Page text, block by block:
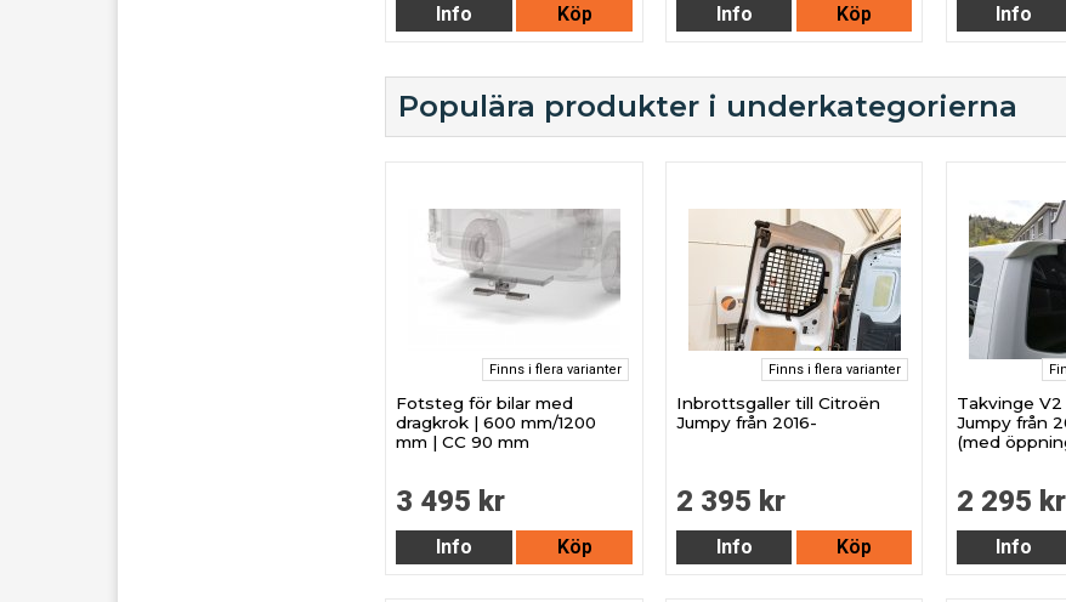
Info Köp Info Köp Info
Populära produkter i underkategorierna
Finns i flera varianter
Fotsteg för bilar med
dragkrok | 600 mm/1200
mm | CC 90 mm
3 495 kr
Info Köp
Finns i flera varianter
Inbrottsgaller till Citroën
Jumpy från 2016-
2 395 kr
Info Köp
Takvinge
Jumpy från
(med
2 295 kr
Info